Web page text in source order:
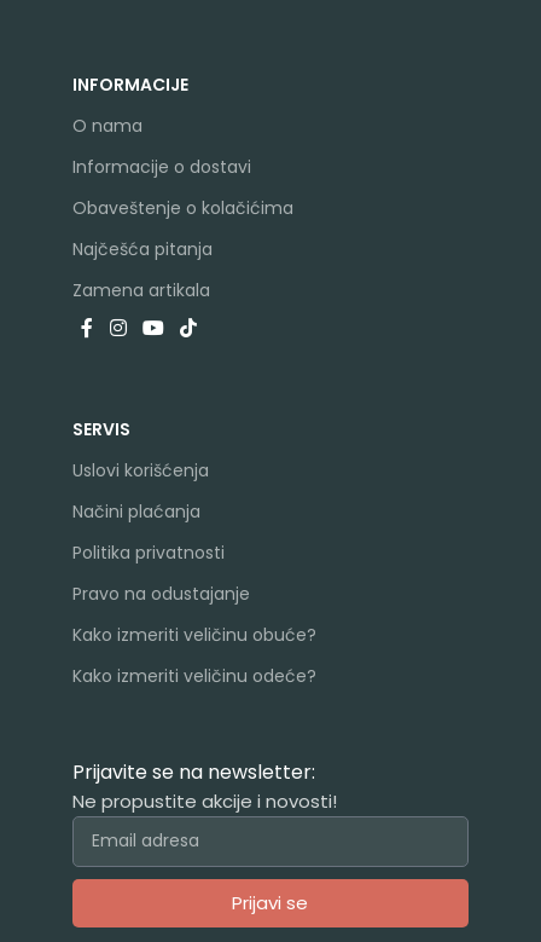
INFORMACIJE
O nama
Informacije o dostavi
Obaveštenje o kolačićima
Najčešća pitanja
Zamena artikala
SERVIS
Uslovi korišćenja
Načini plaćanja
Politika privatnosti
Pravo na odustajanje
Kako izmeriti veličinu obuće?
Kako izmeriti veličinu odeće?
Prijavite se na newsletter:
Ne propustite akcije i novosti!
Prijavi se